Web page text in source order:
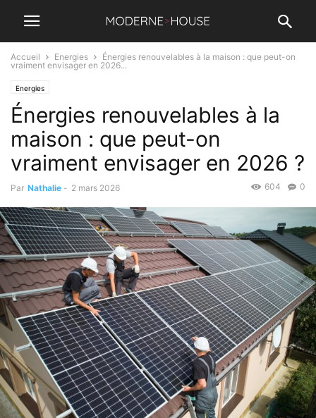
Accueil Energies
Énergies renouvelables à la maison : que peut-on
vraiment envisager en 2026...
Energies
Énergies renouvelables à la
maison : que peut-on
vraiment envisager en 2026 ?
Par Nathalie - 2 mars 2026 0
604